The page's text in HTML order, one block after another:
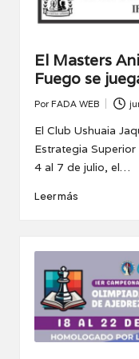
El Masters
Fuego se
Publicado
por
Por FADA WEB
El Club Ushuaia
Estrategia
4 al 7 de julio, el…
Leer más